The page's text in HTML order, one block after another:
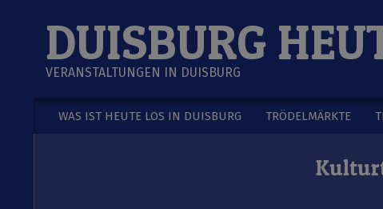
DUISBURG
VERANSTALTUNGEN IN DUISBURG
Secondary
WAS IST HEUTE LOS IN DUISBURG TRÖDELMÄRKTE